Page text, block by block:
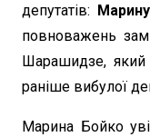
депутатів:
повноважень
Шарашидзе, який
раніше вибулої
Марина Бойко